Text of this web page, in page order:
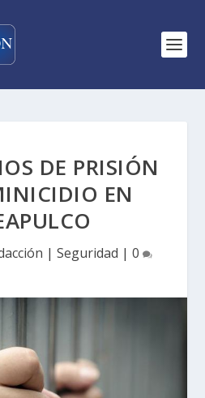
DE PRISIÓN
EN
| Seguridad | 0